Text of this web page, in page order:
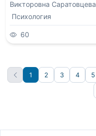
Викторовна Саратовцева
Психология
60
1 2 3 4 5